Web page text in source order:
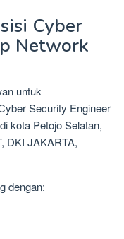
Cyber
Network
untuk
Security Engineer
kota Petojo Selatan,
DKI JAKARTA,
dengan: